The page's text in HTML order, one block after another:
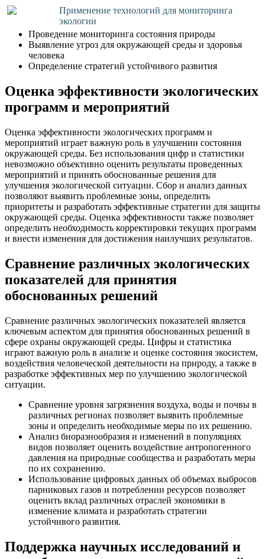
Применение технологий для мониторинга
экологии
Проведение мониторинга состояния природы
Выявление угроз для окружающей среды и здоровья
человека
Определение стратегий устойчивого развития
Оценка эффективности экологических
программ и мероприятий
Оценка эффективности экологических программ и
мероприятий играет важную роль в улучшении состояния
окружающей среды. Без использования цифр и статистики
невозможно объективно оценить результаты проведенных
мероприятий и принять обоснованные решения для
улучшения экологической ситуации. Сбор и анализ данных
позволяют выявить проблемные зоны, определить
приоритеты и разработать эффективные стратегии для защиты
окружающей среды. Оценка эффективности также позволяет
определить необходимость корректировки текущих программ
и внести изменения для достижения наилучших результатов.
Сравнение различных экологических
показателей для принятия
обоснованных решений
Сравнение различных экологических показателей является
ключевым аспектом для принятия обоснованных решений в
сфере охраны окружающей среды. Цифры и статистика
играют важную роль в анализе и оценке состояния экосистем,
воздействия человеческой деятельности на природу, а также в
разработке эффективных мер по улучшению экологической
ситуации.
Сравнение уровня загрязнения воздуха, воды и почвы в
различных регионах позволяет выявить проблемные
зоны и определить необходимые меры по их решению.
Анализ биоразнообразия и изменений в популяциях
видов позволяет оценить воздействие антропогенного
давления на природные сообщества и разработать меры
по их сохранению.
Использование цифровых данных об объемах выбросов
парниковых газов и потреблении ресурсов позволяет
оценить вклад различных отраслей экономики в
изменение климата и разработать стратегии
устойчивого развития.
Поддержка научных исследований и